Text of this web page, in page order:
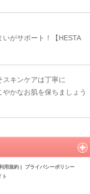
がサポート！【HESTA
キンケアは丁寧に
やかなお肌を保ちましょう
用規約 | プライバシーポリシー
ト